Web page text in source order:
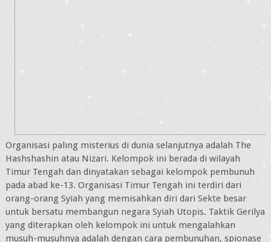
Organisasi paling misterius di dunia selanjutnya adalah The
Hashshashin atau Nizari. Kelompok ini berada di wilayah
Timur Tengah dan dinyatakan sebagai kelompok pembunuh
pada abad ke-13. Organisasi Timur Tengah ini terdiri dari
orang-orang Syiah yang memisahkan diri dari Sekte besar
untuk bersatu membangun negara Syiah Utopis. Taktik Gerilya
yang diterapkan oleh kelompok ini untuk mengalahkan
musuh-musuhnya adalah dengan cara pembunuhan, spionase